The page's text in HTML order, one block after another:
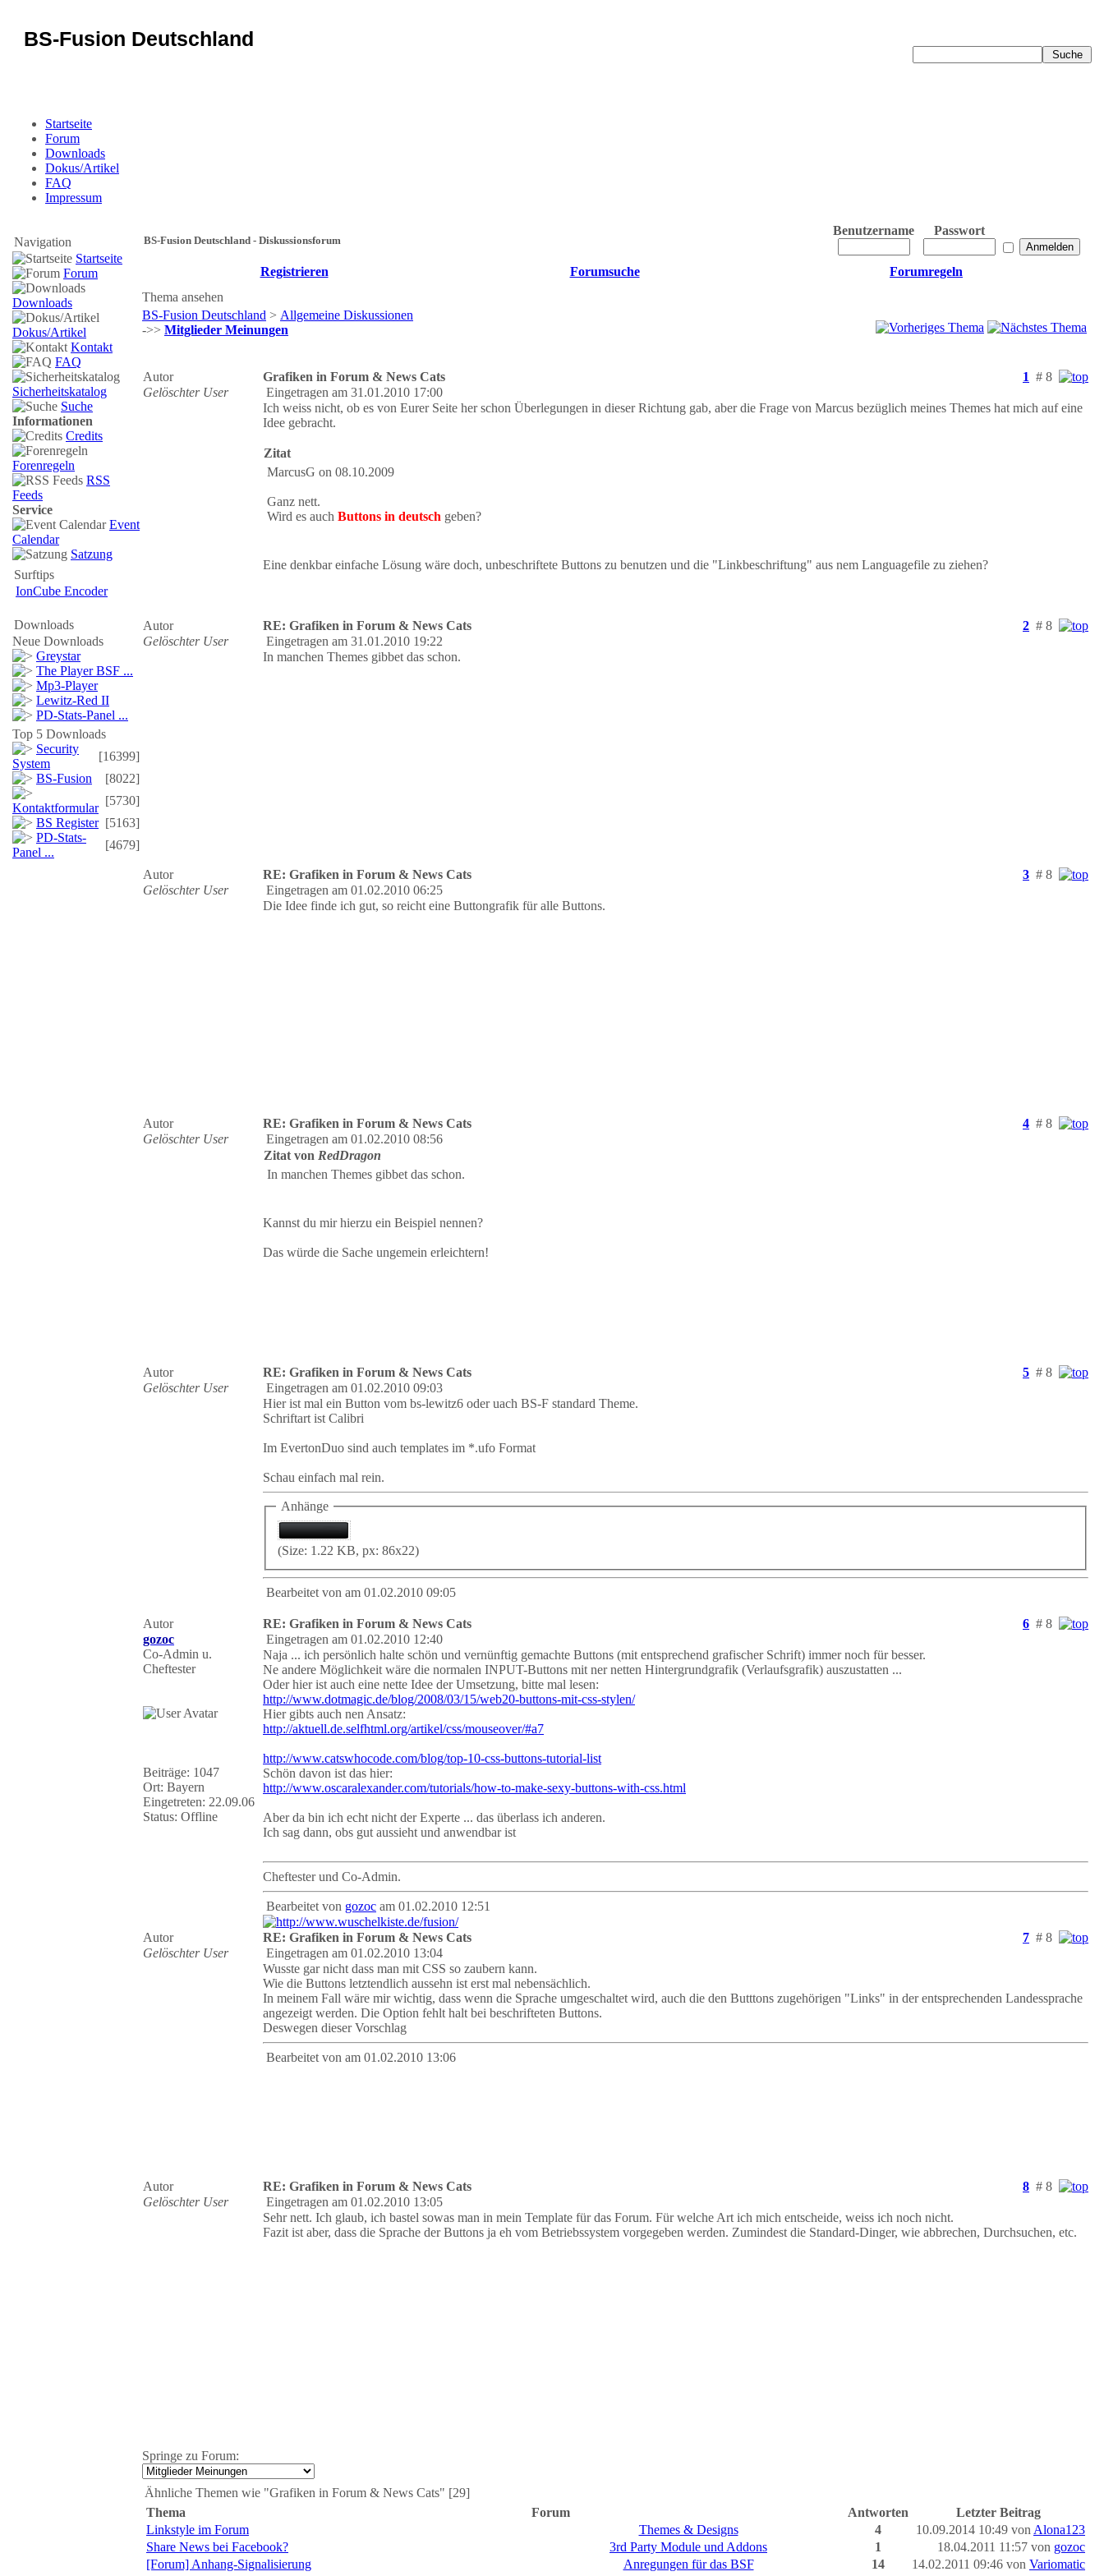
BS-Fusion Deutschland
Startseite
Forum
Downloads
Dokus/Artikel
FAQ
Impressum
Navigation
Startseite
Forum
Downloads
Dokus/Artikel
Kontakt
FAQ
Sicherheitskatalog
Suche
Informationen
Credits
Forenregeln
RSS
Feeds
Service
Event
Calendar
Satzung
Surftips
IonCube Encoder
Downloads
Neue Downloads
Greystar
The Player BSF ...
Mp3-Player
Lewitz-Red II
PD-Stats-Panel ...
Top 5 Downloads
Security
System
[16399]
BS-Fusion
[8022]
Kontaktformular
[5730]
BS Register [5163]
PD-Stats-
Panel ...
[4679]
BS-Fusion Deutschland - Diskussionsforum
Benutzername Passwort
Registrieren Forumsuche
Forumregeln
Thema ansehen
BS-Fusion Deutschland > Allgemeine Diskussionen
->> Mitglieder Meinungen
Autor Grafiken in Forum & News Cats 1 # 8
Gelöschter User
Eingetragen am 31.01.2010 17:00
Ich weiss nicht, ob es von Eurer Seite her schon Überlegungen in dieser Richtung gab, aber die Frage von Marcus bezüglich meines Themes hat mich auf eine
Idee gebracht.
Zitat
MarcusG on 08.10.2009
Ganz nett.
Wird es auch Buttons in deutsch geben?
Eine denkbar einfache Lösung wäre doch, unbeschriftete Buttons zu benutzen und die "Linkbeschriftung" aus nem Languagefile zu ziehen?
Autor RE: Grafiken in Forum & News Cats 2 # 8
Gelöschter User
Eingetragen am 31.01.2010 19:22
In manchen Themes gibbet das schon.
Autor RE: Grafiken in Forum & News Cats 3 # 8
Gelöschter User
Eingetragen am 01.02.2010 06:25
Die Idee finde ich gut, so reicht eine Buttongrafik für alle Buttons.
Autor RE: Grafiken in Forum & News Cats 4 # 8
Gelöschter User
Eingetragen am 01.02.2010 08:56
Zitat von RedDragon
In manchen Themes gibbet das schon.
Kannst du mir hierzu ein Beispiel nennen?
Das würde die Sache ungemein erleichtern!
Autor RE: Grafiken in Forum & News Cats 5 # 8
Gelöschter User
Eingetragen am 01.02.2010 09:03
Hier ist mal ein Button vom bs-lewitz6 oder uach BS-F standard Theme.
Schriftart ist Calibri
Im EvertonDuo sind auch templates im *.ufo Format
Schau einfach mal rein.
Anhänge
(Size: 1.22 KB, px: 86x22)
Bearbeitet von am 01.02.2010 09:05
Autor RE: Grafiken in Forum & News Cats 6 # 8
gozoc
Co-Admin u.
Cheftester
Beiträge: 1047
Ort: Bayern
Eingetreten: 22.09.06
Status: Offline
Eingetragen am 01.02.2010 12:40
Naja ... ich persönlich halte schön und vernünftig gemachte Buttons (mit entsprechend grafischer Schrift) immer noch für besser.
Ne andere Möglichkeit wäre die normalen INPUT-Buttons mit ner netten Hintergrundgrafik (Verlaufsgrafik) auszustatten ...
Oder hier ist auch eine nette Idee der Umsetzung, bitte mal lesen:
http://www.dotmagic.de/blog/2008/03/15/web20-buttons-mit-css-stylen/
Hier gibts auch nen Ansatz:
http://aktuell.de.selfhtml.org/artikel/css/mouseover/#a7
http://www.catswhocode.com/blog/top-10-css-buttons-tutorial-list
Schön davon ist das hier:
http://www.oscaralexander.com/tutorials/how-to-make-sexy-buttons-with-css.html
Aber da bin ich echt nicht der Experte ... das überlass ich anderen.
Ich sag dann, obs gut aussieht und anwendbar ist
Cheftester und Co-Admin.
Bearbeitet von gozoc am 01.02.2010 12:51
Autor RE: Grafiken in Forum & News Cats 7 # 8
Gelöschter User
Eingetragen am 01.02.2010 13:04
Wusste gar nicht dass man mit CSS so zaubern kann.
Wie die Buttons letztendlich aussehn ist erst mal nebensächlich.
In meinem Fall wäre mir wichtig, dass wenn die Sprache umgeschaltet wird, auch die den Butttons zugehörigen "Links" in der entsprechenden Landessprache
angezeigt werden. Die Option fehlt halt bei beschrifteten Buttons.
Deswegen dieser Vorschlag
Bearbeitet von am 01.02.2010 13:06
Autor RE: Grafiken in Forum & News Cats 8 # 8
Gelöschter User
Eingetragen am 01.02.2010 13:05
Sehr nett. Ich glaub, ich bastel sowas man in mein Template für das Forum. Für welche Art ich mich entscheide, weiss ich noch nicht.
Fazit ist aber, dass die Sprache der Buttons ja eh vom Betriebssystem vorgegeben werden. Zumindest die Standard-Dinger, wie abbrechen, Durchsuchen, etc.
Springe zu Forum:
Ähnliche Themen wie "Grafiken in Forum & News Cats" [29]
Thema
Forum Antworten
Letzter Beitrag
Linkstyle im Forum
Themes & Designs 4 10.09.2014 10:49 von Alona123
Share News bei Facebook?
3rd Party Module und Addons 1 18.04.2011 11:57 von gozoc
[Forum] Anhang-Signalisierung
Anregungen für das BSF 14 14.02.2011 09:46 von Variomatic